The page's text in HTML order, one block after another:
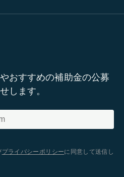
おすすめの補助金の公募
します。
プライバシーポリシーに同意して送信し